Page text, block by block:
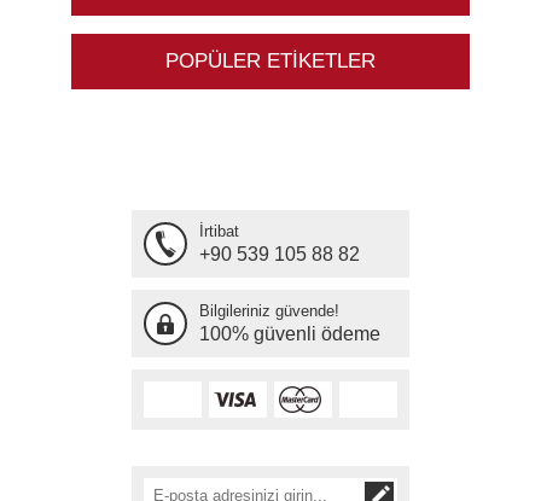
POPÜLER ETIKETLER
İrtibat
+90 539 105 88 82
Bilgileriniz güvende!
100% güvenli ödeme